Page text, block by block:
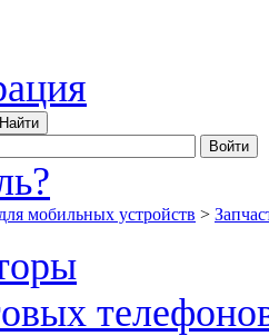
мобильных устройств >